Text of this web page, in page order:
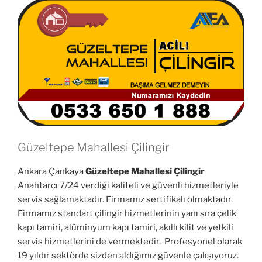
Güzeltepe Mahallesi Çilingir
Ankara ÇankayaGüzeltepe Mahallesi Çilingir
Anahtarcı 7/24 verdiği kaliteli ve güvenli hizmetleriyle
servis sağlamaktadır. Firmamız sertifikalı olmaktadır.
Firmamız standart çilingir hizmetlerinin yanı sıra çelik
kapı tamiri, alüminyum kapı tamiri, akıllı kilit ve yetkili
servis hizmetlerini de vermektedir. Profesyonel olarak
19 yıldır sektörde sizden aldığımız güvenle çalışıyoruz.